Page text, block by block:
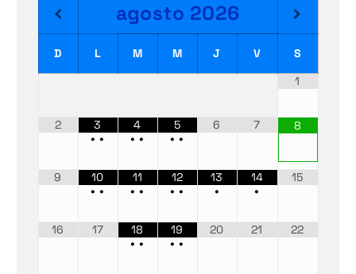
agosto 2026
D L M M J V
S
1
2
3
••
4
••
5
••
6 7 8
9
10
••
11
••
12
••
13
•
14
•
15
16 17
18
••
19
••
20 21 22